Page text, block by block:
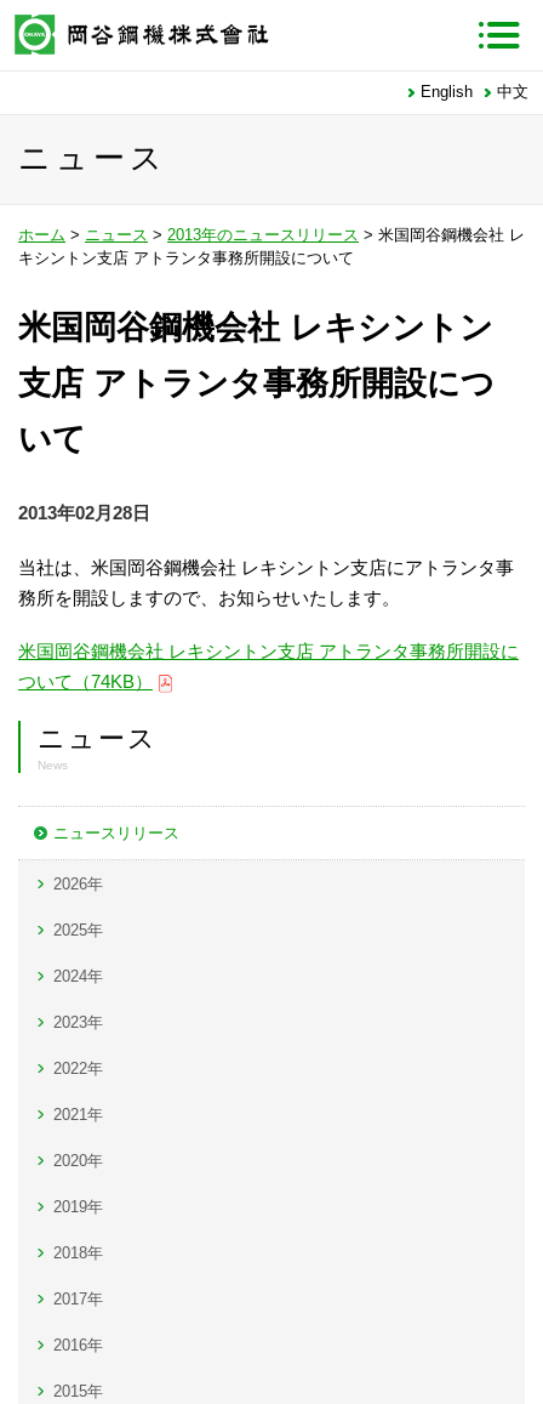
English 中文
ニュース
ホーム > ニュース > 2013年のニュースリリース > 米国岡谷鋼機会社 レ
キシントン支店 アトランタ事務所開設について
米国岡谷鋼機会社 レキシントン
支店 アトランタ事務所開設につ
いて
2013年02月28日
当社は、米国岡谷鋼機会社 レキシントン支店にアトランタ事
務所を開設しますので、お知らせいたします。
米国岡谷鋼機会社 レキシントン支店 アトランタ事務所開設に
ついて（74KB）
ニュース
News
ニュースリリース
2026年
2025年
2024年
2023年
2022年
2021年
2020年
2019年
2018年
2017年
2016年
2015年